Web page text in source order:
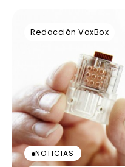
Redacción VoxBox
NOTICIAS